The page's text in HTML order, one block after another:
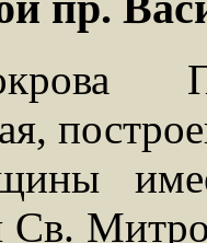
Св.